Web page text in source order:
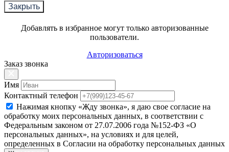
Закрыть
Добавлять в избранное могут только авторизованные
пользователи.
Авторизоваться
Заказ звонка
Имя
Контактный телефон
Нажимая кнопку «Жду звонка», я даю свое согласие на
обработку моих персональных данных, в соответствии с
Федеральным законом от 27.07.2006 года №152-ФЗ «О
персональных данных», на условиях и для целей,
определенных в Согласии на обработку персональных данных